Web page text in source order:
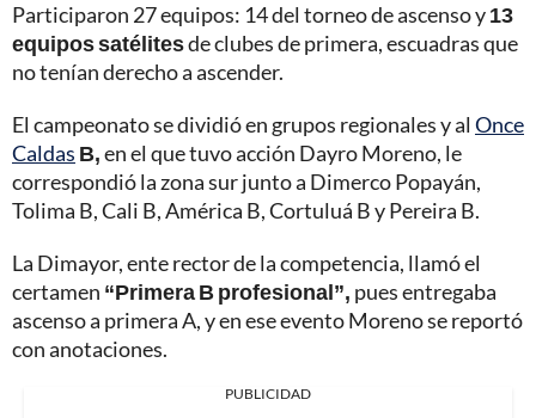
Participaron 27 equipos: 14 del torneo de ascenso y13
equipos satélitesde clubes de primera, escuadras que
no tenían derecho a ascender.
El campeonato se dividió en grupos regionales y al Once
Caldas B,en el que tuvo acción Dayro Moreno, le
correspondió la zona sur junto a Dimerco Popayán,
Tolima B, Cali B, América B, Cortuluá B y Pereira B.
La Dimayor, ente rector de la competencia, llamó el
certamen “Primera B profesional”, pues entregaba
ascenso a primera A, y en ese evento Moreno se reportó
con anotaciones.
PUBLICIDAD